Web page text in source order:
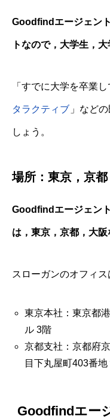
Goodfindエージェン
トなので，大学生，
「すでに大学を卒業
タラクティブ 」など
しょう。
場所：東京，京
Goodfindエージェン
は，東京，京都，大阪
スローガンのオフィス
東京本社：東京都
ル 3階
京都支社：京都府
目下丸屋町403番
Goodfindエー